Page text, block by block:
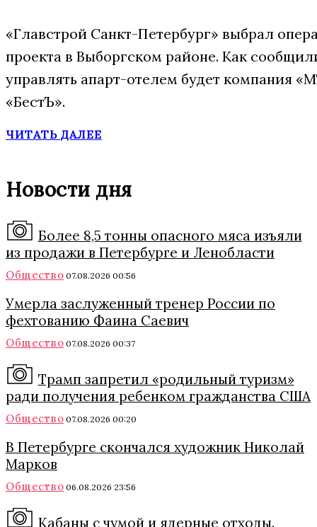
«Главстрой Санкт-Петербург» выбрал
проекта в Выборгском районе. Как
управлять апарт-отелем будет компания
«БестЪ».
ЧИТАТЬ ДАЛЕЕ
Новости дня
Более 8,5 тонны опасного мяса изъяли
из продажи в Петербурге и Ленобласти
Общество 07.08.2026 00:56
Умерла заслуженный тренер России по
фехтованию Фаина Саевич
Общество 07.08.2026 00:37
Трамп запретил «родильный туризм»
ради получения ребенком гражданства США
Общество 07.08.2026 00:20
В Петербурге скончался художник Николай
Марков
Общество 06.08.2026 23:56
Кабаны с чумой и ядерные отходы.